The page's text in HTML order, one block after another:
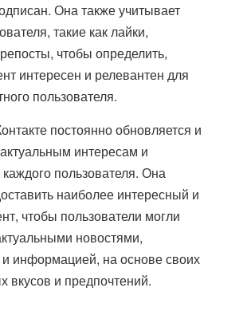
Она также учитывает
такие как лайки,
чтобы определить,
интересен и релевантен для
пользователя.
постоянно обновляется и
интересам и
пользователя. Она
наиболее интересный и
чтобы пользователи могли
новостями,
информацией, на основе своих
вкусов и предпочтений.